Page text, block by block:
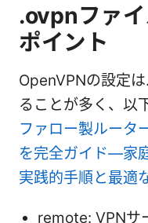
.ovpnファ
ポイント
OpenVPNの設定
ることが多く、以
ファロー製ルータ
を完全ガイド—家
実践的手順と最適
remote: VPNサ